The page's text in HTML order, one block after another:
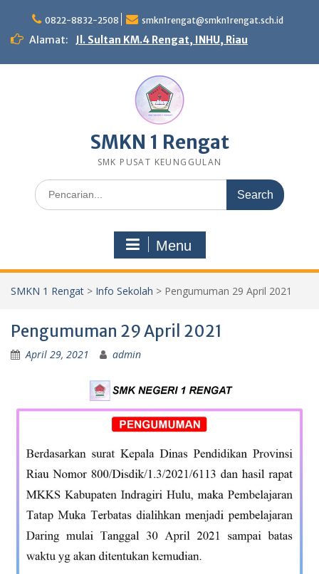
content
0822-8832-2508 smkn1rengat@smkn1rengat.sch.id
Alamat: Jl. Sultan KM.4 Rengat, INHU, Riau
SMKN 1 Rengat
SMK PUSAT KEUNGGULAN
Search
for:
Menu
SMKN 1 Rengat > Info Sekolah > Pengumuman 29 April 2021
Pengumuman 29 April 2021
April 29, 2021 admin